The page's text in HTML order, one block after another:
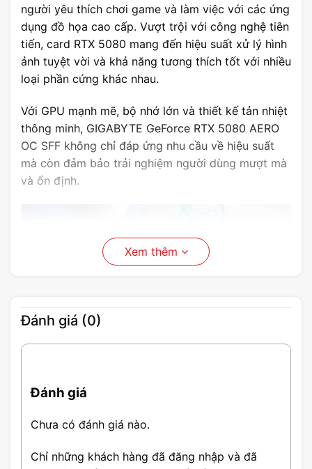
người yêu thích chơi game và làm việc với các ứng
dụng đồ họa cao cấp. Vượt trội với công nghệ tiên
tiến, card RTX 5080 mang đến hiệu suất xử lý hình
ảnh tuyệt vời và khả năng tương thích tốt với nhiều
loại phần cứng khác nhau.
Với GPU mạnh mẽ, bộ nhớ lớn và thiết kế tản nhiệt
thông minh, GIGABYTE GeForce RTX 5080 AERO
OC SFF không chỉ đáp ứng nhu cầu về hiệu suất
mà còn đảm bảo trải nghiệm người dùng mượt mà
và ổn định.
Thông Số Card Màn Hình
GIGABYTE GeForce RTX 5080
AERO OC SFF
GPU: NVIDIA GeForce RTX 5080
Xem thêm
Đánh giá (0)
Đánh giá
Chưa có đánh giá nào.
Chỉ những khách hàng đã đăng nhập và đã